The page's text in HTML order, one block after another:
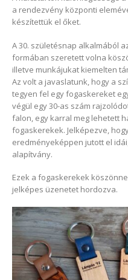
a rendezvény központi
készítettük el őket.
A 30. születésnap alkalmából
formában szeretett volna
illetve munkájukat kiemelten
Az volt a javaslatunk, hogy a
tegyen fel egy fogaskereket
végül egy 30-as szám
falon, egy karral meg lehetett
fogaskerekek. Jelképezve,
eredményeképpen jutott el
alapítvány.
Ezek a fogaskerekek
jelképes üzenetet hordozva.